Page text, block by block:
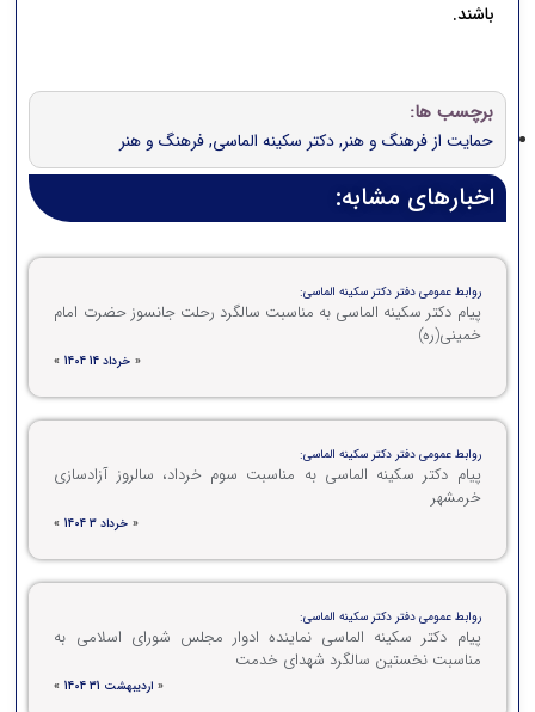
باشند.
برچسب ها:
حمایت از فرهنگ و هنر,دکتر سکینه الماسی,فرهنگ و هنر
اخبارهای مشابه:
روابط عمومی دفتر دکتر سکینه الماسی:
پیام دکتر سکینه الماسی به مناسبت سالگرد رحلت جانسوز حضرت امام
خمینی(ره)
« خرداد 14 1404 »
روابط عمومی دفتر دکتر سکینه الماسی:
پیام دکتر سکینه الماسی به مناسبت سوم خرداد، سالروز آزادسازی
خرمشهر
« خرداد 3 1404 »
روابط عمومی دفتر دکتر سکینه الماسی:
پیام دکتر سکینه الماسی نماینده ادوار مجلس شورای اسلامی به
مناسبت نخستین سالگرد شهدای خدمت
« اردیبهشت 31 1404 »